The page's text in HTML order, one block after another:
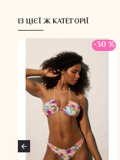
ІЗ ЦІЄЇ Ж КАТЕГОРІЇ
-30 %